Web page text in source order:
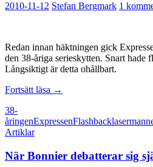
2010-11-12 Stefan Bergmark 1
Redan innan häktningen gick
den 38-åriga serieskytten. Snart hade
Långsiktigt är detta ohållbart.
Fortsätt läsa Medierna
uthängningar
→
38-
åringenExpressenFlashback
Artiklar
När Bonnier debatterar sig